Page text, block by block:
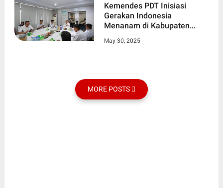
Kemendes PDT Inisiasi
Gerakan Indonesia
Menanam di Kabupaten
May 30, 2025
MORE POSTS